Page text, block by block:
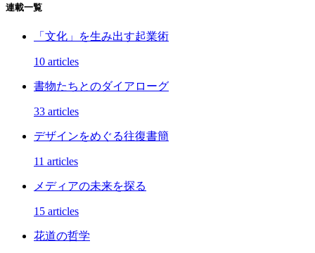
連載一覧
「文化」を生み出す起業術
10 articles
書物たちとのダイアローグ
33 articles
デザインをめぐる往復書簡
11 articles
メディアの未来を探る
15 articles
花道の哲学